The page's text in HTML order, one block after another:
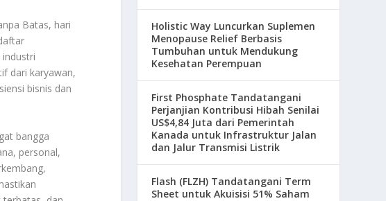
Batas, hari
dari karyawan,
bisnis dan
bangga
personal,
Holistic Way Luncurkan Suplemen
Menopause Relief Berbasis
Tumbuhan untuk Mendukung
Kesehatan Perempuan
First Phosphate Tandatangani
Perjanjian Kontribusi Hibah Senilai
US$4,84 Juta dari Pemerintah
Kanada untuk Infrastruktur Jalan
dan Jalur Transmisi Listrik
Flash (FLZH) Tandatangani Term
Sheet untuk Akuisisi 51% Saham